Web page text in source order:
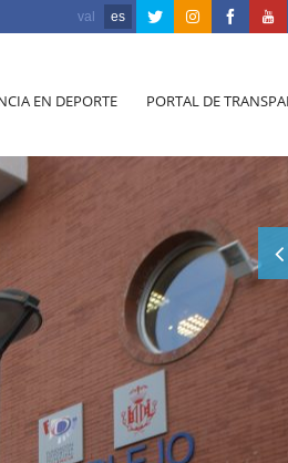
val es
EN DEPORTE PORTAL DE